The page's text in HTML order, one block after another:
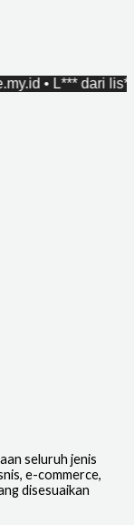
• L*** dari
seluruh jenis
e-commerce,
disesuaikan